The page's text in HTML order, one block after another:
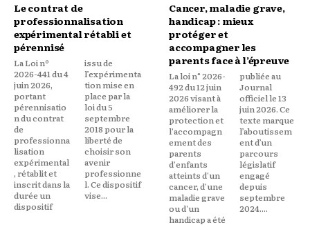
Le contrat de
professionnalisation
expérimental rétabli et
pérennisé
La Loi nº
2026-441 du 4
juin 2026,
portant
pérennisatio
n du contrat
de
professionna
lisation
expérimental
, rétablit et
inscrit dans la
durée un
dispositif
issu de
l’expérimenta
tion mise en
place par la
loi du 5
septembre
2018 pour la
liberté de
choisir son
avenir
professionne
l. Ce dispositif
vise...
Cancer, maladie grave,
handicap : mieux
protéger et
accompagner les
parents face à l’épreuve
La loi n° 2026-
492 du 12 juin
2026 visant à
améliorer la
protection et
l'accompagn
ement des
parents
d'enfants
atteints d'un
cancer, d'une
maladie grave
ou d'un
handicap a été
publiée au
Journal
officiel le 13
juin 2026. Ce
texte marque
l’aboutissem
ent d’un
parcours
législatif
engagé
depuis
septembre
2024....